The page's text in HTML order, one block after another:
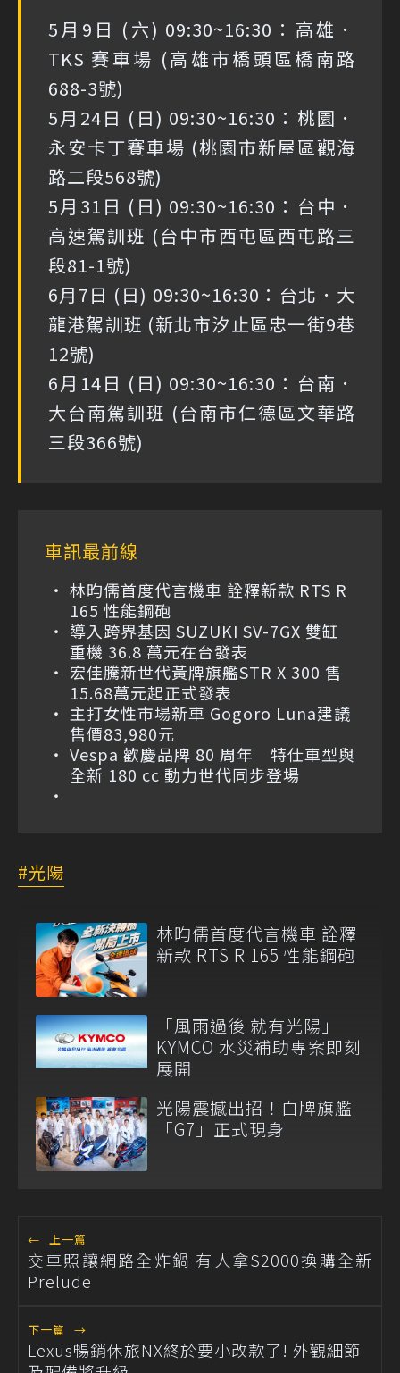
5月9日 (六) 09:30~16:30：高雄．
TKS 賽車場 (高雄市橋頭區橋南路
688-3號)
5月24日 (日) 09:30~16:30：桃園．
永安卡丁賽車場 (桃園市新屋區觀海
路二段568號)
5月31日 (日) 09:30~16:30：台中．
高速駕訓班 (台中市西屯區西屯路三
段81-1號)
6月7日 (日) 09:30~16:30：台北．大
龍港駕訓班 (新北市汐止區忠一街9巷
12號)
6月14日 (日) 09:30~16:30：台南．
大台南駕訓班 (台南市仁德區文華路
三段366號)
車訊最前線
林昀儒首度代言機車 詮釋新款 RTS R
165 性能鋼砲
導入跨界基因 SUZUKI SV-7GX 雙缸
重機 36.8 萬元在台發表
宏佳騰新世代黃牌旗艦STR X 300 售
15.68萬元起正式發表
主打女性市場新車 Gogoro Luna建議
售價83,980元
Vespa 歡慶品牌 80 周年 特仕車型與
全新 180 cc 動力世代同步登場
光陽
林昀儒首度代言機車 詮釋
新款 RTS R 165 性能鋼砲
「風雨過後 就有光陽」
KYMCO 水災補助專案即刻
展開
光陽震撼出招！白牌旗艦
「G7」正式現身
← 上一篇
交車照讓網路全炸鍋 有人拿S2000換購全新
Prelude
下一篇 →
Lexus暢銷休旅NX終於要小改款了! 外觀細節